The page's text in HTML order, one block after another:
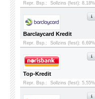
Repr. Bsp.: Sollzins (fest):
Barclaycard Kredit
Repr. Bsp.: Sollzins (fest):
Top-Kredit
Repr. Bsp.: Sollzins (fest):